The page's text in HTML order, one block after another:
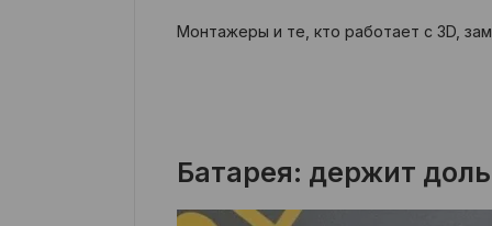
Монтажеры и те, кто работает с 3D,
Батарея: держит